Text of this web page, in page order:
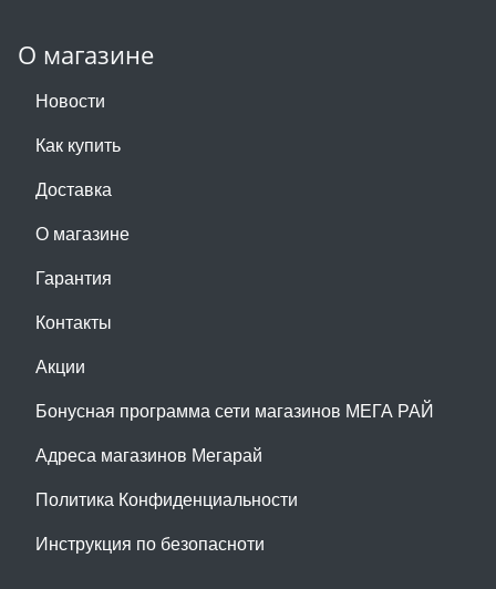
О магазине
Новости
Как купить
Доставка
О магазине
Гарантия
Контакты
Акции
Бонусная программа сети магазинов МЕГА РАЙ
Адреса магазинов Мегарай
Политика Конфиденциальности
Инструкция по безопасноти